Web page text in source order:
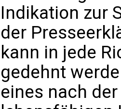
Indikation zur
der
kann in jede
gedehnt
eines nach